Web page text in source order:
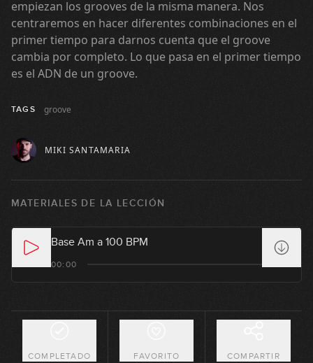
empiezan los grooves de la misma manera. Nos
centraremos en hacer diferentes combinaciones en el
primer tiempo para darnos cuenta que el groove
cambia por completo. Lo que pasa en el primer tiempo
es el ADN de un groove.
TAGS groove
MIKI SANTAMARIA
MATERIALES DE LA LECCIÓN
Base Am a 100 BPM
00:00
COMPLETADO FAVORITO COMPARTIR
2
10:47
Dividir el compás en 8
Dividir el compás en 16
4
5
06:46
Compás 3/4
6
Creación de grooves a partir de